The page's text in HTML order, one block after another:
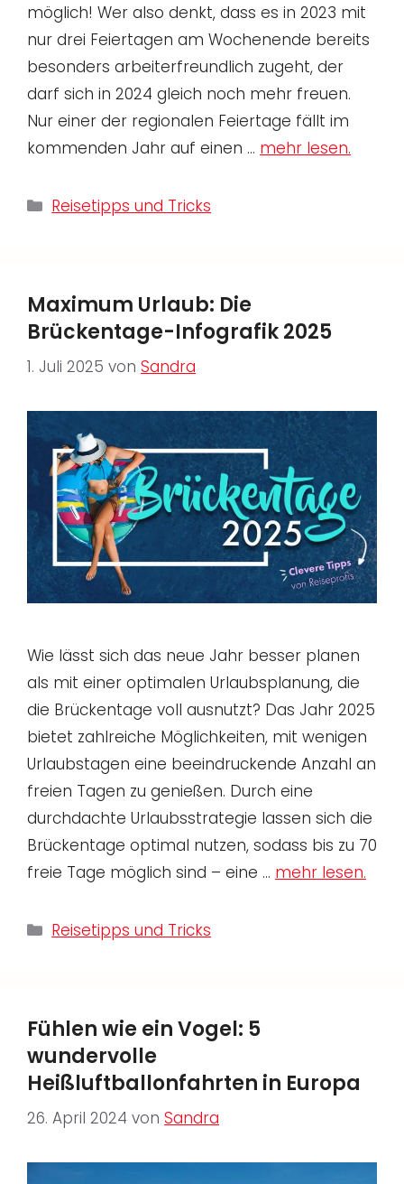
möglich! Wer also denkt, dass es in 2023 mit
nur drei Feiertagen am Wochenende bereits
besonders arbeiterfreundlich zugeht, der
darf sich in 2024 gleich noch mehr freuen.
Nur einer der regionalen Feiertage fällt im
kommenden Jahr auf einen … mehr lesen.
Kategorien
Reisetipps und Tricks
Maximum Urlaub: Die
Brückentage-Infografik 2025
1. Juli 2025 von Sandra
Wie lässt sich das neue Jahr besser planen
als mit einer optimalen Urlaubsplanung, die
die Brückentage voll ausnutzt? Das Jahr 2025
bietet zahlreiche Möglichkeiten, mit wenigen
Urlaubstagen eine beeindruckende Anzahl an
freien Tagen zu genießen. Durch eine
durchdachte Urlaubsstrategie lassen sich die
Brückentage optimal nutzen, sodass bis zu 70
freie Tage möglich sind – eine … mehr lesen.
Kategorien
Reisetipps und Tricks
Fühlen wie ein Vogel: 5
wundervolle
Heißluftballonfahrten in Europa
26. April 2024 von Sandra